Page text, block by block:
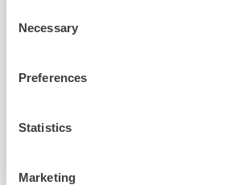
Selection
Necessary
Preferences
Statistics
Marketing
16:15